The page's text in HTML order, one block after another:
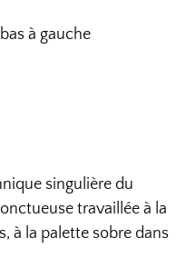
à gauche
singulière du
travaillée à la
à la palette sobre dans